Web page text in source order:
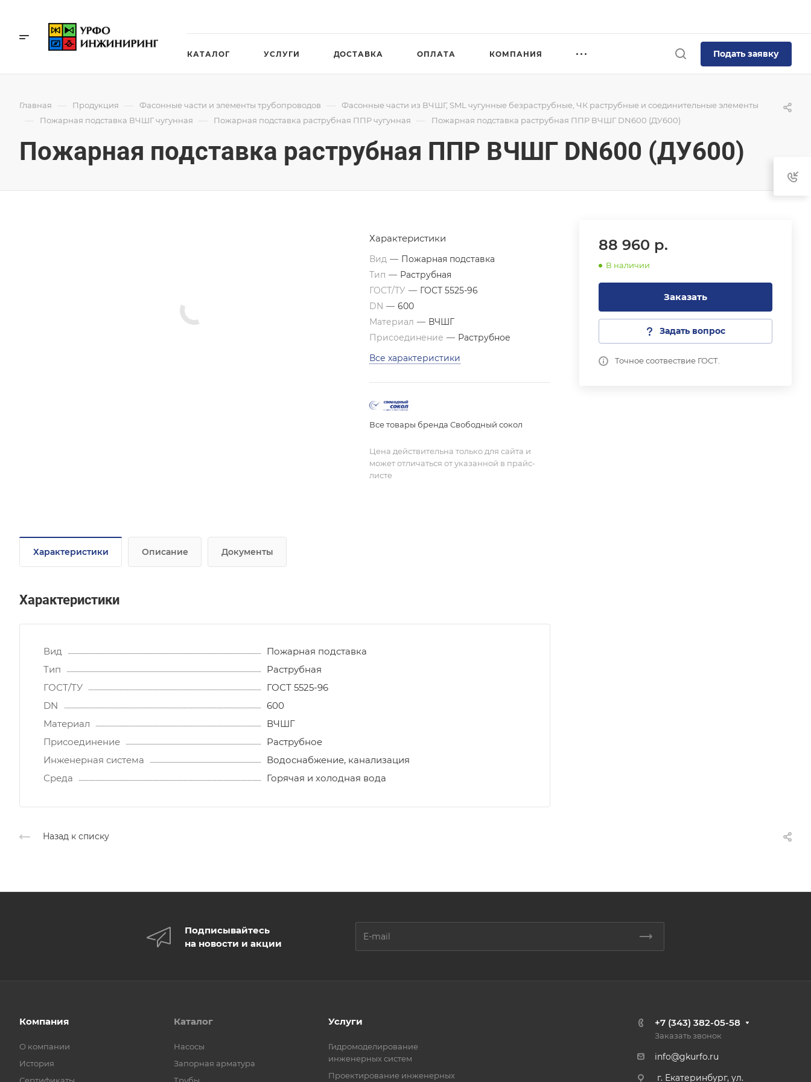
КАТАЛОГ УСЛУГИ ДОСТАВКА ОПЛАТА КОМПАНИЯ Подать заявку
Главная — Продукция — Фасонные части и элементы трубопроводов — Фасонные части из ВЧШГ, SML чугунные безраструбные, ЧК раструбные и соединительные элементы
— Пожарная подставка ВЧШГ чугунная — Пожарная подставка раструбная ППР чугунная — Пожарная подставка раструбная ППР ВЧШГ DN600 (ДУ600)
Пожарная подставка раструбная ППР ВЧШГ DN600 (ДУ600)
88 960 р.
В наличии
Заказать
Задать вопрос
Точное соотвествие ГОСТ.
Характеристики
Вид — Пожарная подставка
Тип — Раструбная
ГОСТ/ТУ — ГОСТ 5525-96
DN — 600
Материал — ВЧШГ
Присоединение — Раструбное
Все характеристики
Все товары бренда Свободный сокол
Цена действительна только для сайта и
может отличаться от указанной в прайс-
листе
Характеристики Описание Документы
Характеристики
Вид
Пожарная подставка
Тип
Раструбная
ГОСТ/ТУ
ГОСТ 5525-96
DN
600
Материал
ВЧШГ
Присоединение
Раструбное
Инженерная система
Водоснабжение, канализация
Среда
Горячая и холодная вода
Назад к списку
Подписывайтесь
на новости и акции
Компания
О компании
История
Каталог
Насосы
Запорная арматура
Услуги
Гидромоделирование
инженерных систем
Проектирование инженерных
+7 (343) 382-05-58
Заказать звонок
info@gkurfo.ru
г. Екатеринбург, ул.